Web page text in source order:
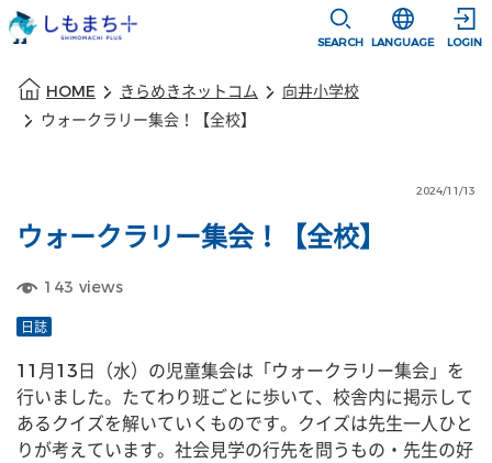
SEARCH
選択すると言
LANGUAGE LOGIN
HOME きらめきネットコム
向井小学校
ウォークラリー集会！【全校】
2024/11/13
ウォークラリー集会！【全校】
143 views
日誌
11月13日（水）の児童集会は「ウォークラリー集会」を
行いました。たてわり班ごとに歩いて、校舎内に掲示して
あるクイズを解いていくものです。クイズは先生一人ひと
りが考えています。社会見学の行先を問うもの・先生の好